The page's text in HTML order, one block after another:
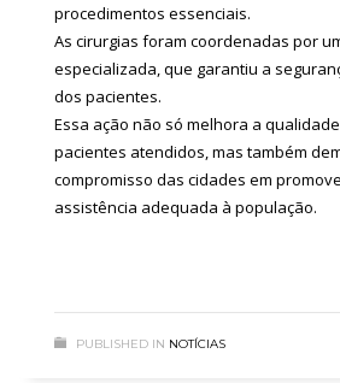
procedimentos essenciais.
As cirurgias foram coordenadas por
especializada, que garantiu a
dos pacientes.
Essa ação não só melhora a
pacientes atendidos, mas também
compromisso das cidades em
assistência adequada à população.
PUBLISHED IN NOTÍCIAS